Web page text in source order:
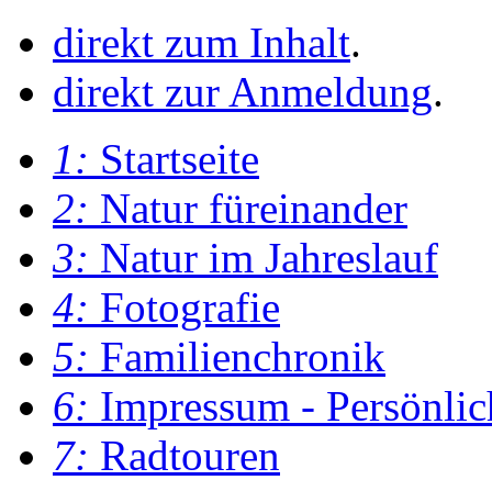
direkt zum Inhalt.
direkt zur Anmeldung.
1: Startseite
2: Natur füreinander
3: Natur im Jahreslauf
4: Fotografie
5: Familienchronik
6: Impressum -
7: Radtouren